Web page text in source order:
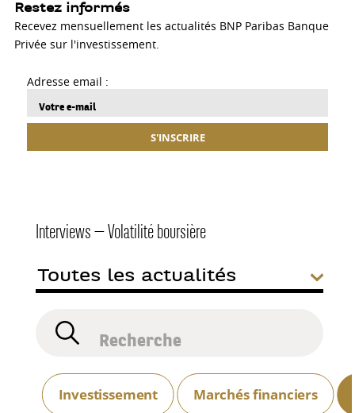
Restez informés
Recevez mensuellement les actualités BNP Paribas Banque
Privée sur l'investissement.
Adresse email :
S'INSCRIRE
Interviews — Volatilité boursière
Investissement Marchés financiers